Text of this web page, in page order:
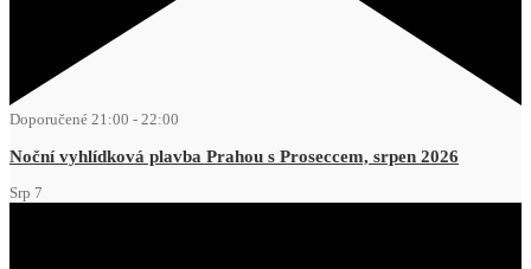
Doporučené 21:00 - 22:00
Noční vyhlídková plavba Prahou s Proseccem, srpen 2026
Srp 7